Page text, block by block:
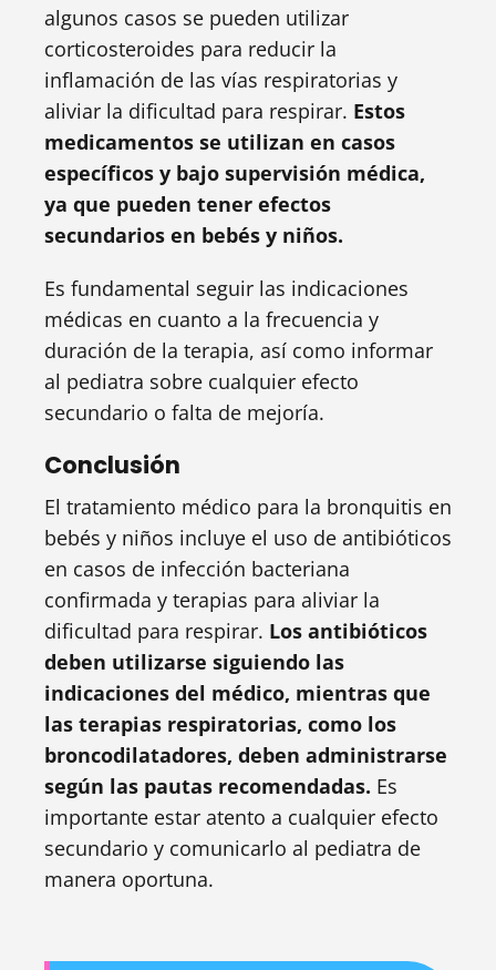
algunos casos se pueden utilizar
corticosteroides para reducir la
inflamación de las vías respiratorias y
aliviar la dificultad para respirar. Estos
medicamentos se utilizan en casos
específicos y bajo supervisión médica,
ya que pueden tener efectos
secundarios en bebés y niños.
Es fundamental seguir las indicaciones
médicas en cuanto a la frecuencia y
duración de la terapia, así como informar
al pediatra sobre cualquier efecto
secundario o falta de mejoría.
Conclusión
El tratamiento médico para la bronquitis en
bebés y niños incluye el uso de antibióticos
en casos de infección bacteriana
confirmada y terapias para aliviar la
dificultad para respirar. Los antibióticos
deben utilizarse siguiendo las
indicaciones del médico, mientras que
las terapias respiratorias, como los
broncodilatadores, deben administrarse
según las pautas recomendadas. Es
importante estar atento a cualquier efecto
secundario y comunicarlo al pediatra de
manera oportuna.